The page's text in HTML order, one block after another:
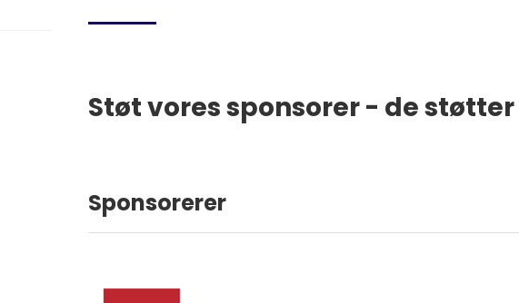
Støt vores sponsorer - de støtter
Sponsorerer